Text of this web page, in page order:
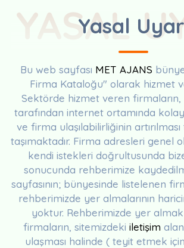
Yasal
YASAL
Bu web sayfası MET AJANS
Firma Kataloğu" olarak hizmet
Sektörde hizmet veren firmaların,
tarafından internet ortamında
ve firma ulaşılabilirliğinin artırılması
taşımaktadır. Firma adresleri genel
kendi istekleri doğrultusunda
sonucunda rehberimize
sayfasının; bünyesinde listelenen
rehberimizde yer almalarının
yoktur. Rehberimizde yer
firmaların, sitemizdeki iletişim
ulaşması halinde ( teyit etmek